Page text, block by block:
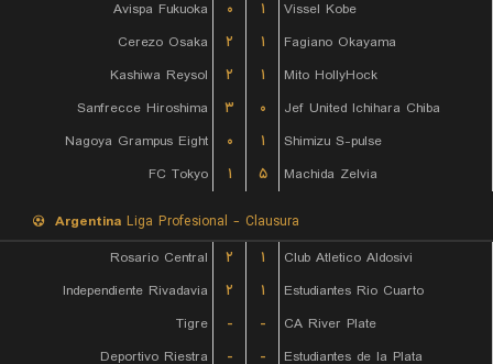
Avispa Fukuoka
۰ ۱
Vissel Kobe
Cerezo Osaka
۲ ۱
Fagiano Okayama
Kashiwa Reysol
۲ ۱
Mito HollyHock
Sanfrecce Hiroshima
۳ ۰
Jef United Ichihara Chiba
Nagoya Grampus Eight
۰ ۱
Shimizu S-pulse
FC Tokyo
۱ ۵ Machida Zelvia
Argentina Liga Profesional - Clausura
Rosario Central
۲ ۱
Club Atletico Aldosivi
Independiente Rivadavia
۲ ۱
Estudiantes Rio Cuarto
Tigre
- -
CA River Plate
Deportivo Riestra
- -
Estudiantes de la Plata